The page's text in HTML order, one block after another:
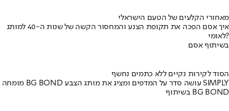
מאחורי הקלעים של הטעם הישראלי
איך אסם הפכה את תקופת הצנע והמחסור הקשה של שנות ה-40 למותג
לאומי?
בשיתוף אסם
הסוד לקירות נקיים ללא כתמים נחשף
מומחה BG BOND עושה סדר על המדפים ומציג את מותג הצבע SIMPLY
בשיתוף BG BOND